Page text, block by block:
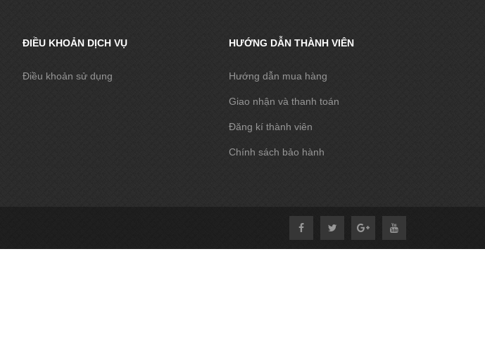
ĐIỀU KHOẢN DỊCH VỤ
Điều khoản sử dụng
HƯỚNG DẪN THÀNH VIÊN
Hướng dẫn mua hàng
Giao nhận và thanh toán
Đăng kí thành viên
Chính sách bảo hành